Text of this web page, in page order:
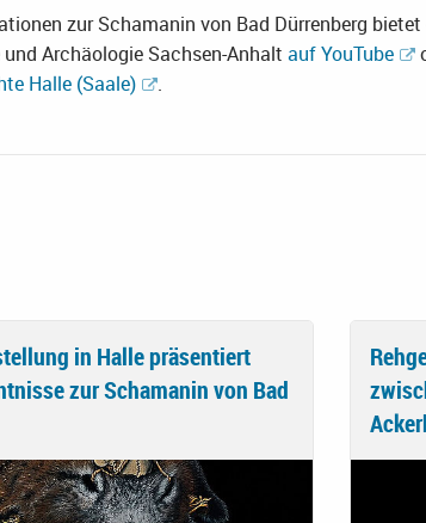
zur Schamanin von Bad Dürrenberg
Archäologie Sachsen-Anhalt auf YouTube
Halle (Saale)
.
in Halle präsentiert
zur Schamanin von Bad